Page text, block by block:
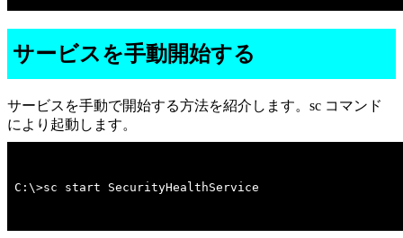
サービスを手動開始する
サービスを手動で開始する方法を紹介します。sc コマンド
により起動します。
C:\>sc start SecurityHealthService